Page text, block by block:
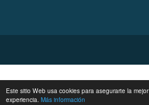
Este sitio Web usa cookies para asegurarte la mejor
experiencia. Más información